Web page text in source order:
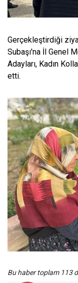
Gerçekleştirdiği
Subaşı'na İl Genel
Adayları, Kadın
etti.
Bu haber toplam 113